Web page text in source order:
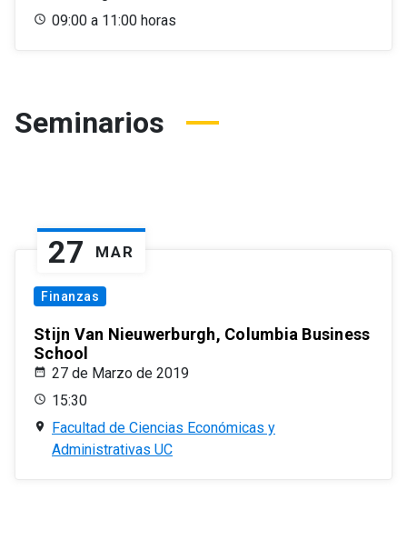
09:00 a 11:00 horas
Seminarios
27 MAR
Finanzas
Stijn Van Nieuwerburgh, Columbia Business
School
27 de Marzo de 2019
15:30
Facultad de Ciencias Económicas y
Administrativas UC